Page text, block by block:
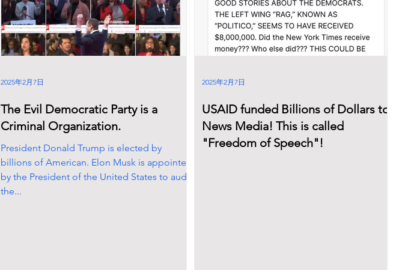
The Evil Democratic Party is a
Criminal Organization.
President Donald Trump is elected by
billions of American. Elon Musk is appointed
by the President of the United States to audit
the...
2025年2月7日
USAID funded Billions of Dollars to
News Media! This is called
"Freedom of Speech"!
2025年2月7日